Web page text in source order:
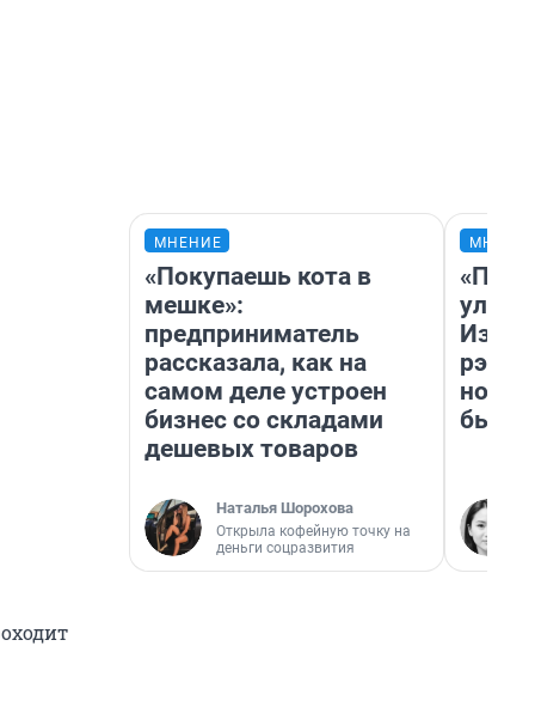
МНЕНИЕ
«Покупаешь кота в
мешке»:
предприниматель
рассказала, как на
самом деле устроен
бизнес со складами
дешевых товаров
Наталья Шорохова
Открыла кофейную точку на
деньги соцразвития
было